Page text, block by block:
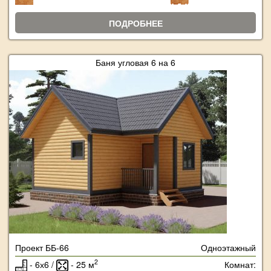
ПОДРОБНЕЕ
Баня угловая 6 на 6
Проект ББ-66
Одноэтажный
- 6х6 /
- 25 м2 Комнат: